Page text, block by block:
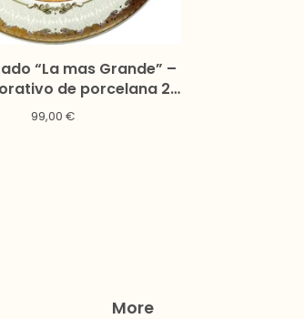
“La mas Grande” –
de porcelana 27
| Edición limitada
99,00 €
More